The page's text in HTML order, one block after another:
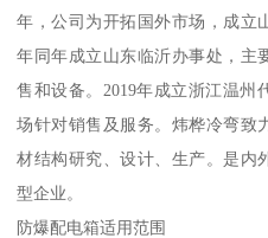
年，公司为开拓国外市场，成立
年同年成立山东临沂办事处，主
售和设备。2019年成立浙江温州
场针对销售及服务。炜桦冷弯致
材结构研究、设计、生产。是内
型企业。
防爆配电箱适用范围